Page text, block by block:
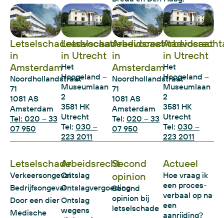
Letselschadeadvocaat
in
Amsterdam
Noordhollandstraat
71
1081 AS
Amsterdam
Tel: 020 – 33
07 950
Letselschadeadvocaat
in Utrecht
Het
Hoogeland –
Museumlaan
2
3581 HK
Utrecht
Tel: 030 –
223 2011
Arbeidsrechtadvocaat
in
Amsterdam
Noordhollandstraat
71
1081 AS
Amsterdam
Tel: 020 – 33
07 950
in Utrecht
Het
Hoogeland –
Museumlaan
2
3581 HK
Utrecht
Tel: 030 –
223 2011
Letselschade
Verkeersongeval
Bedrijfsongeval
Door een dier
Medische
Arbeidsrecht
Ontslag
Ontslagvergoeding
Ontslag
wegens
Second
opinion
Second
opinion bij
letselschade
Actueel
Hoe vraag ik
een proces-
verbaal op na
een
aanrijding?